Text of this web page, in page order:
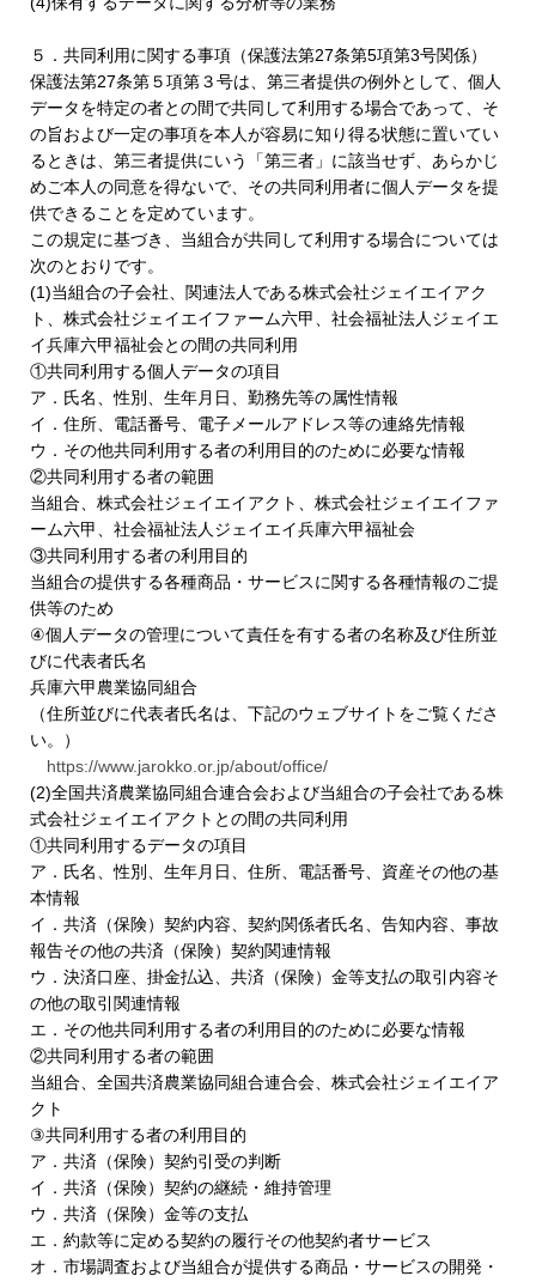
５．共同利用に関する事項（保護法第27条第5項第3号関係）
保護法第27条第５項第３号は、第三者提供の例外として、個人
データを特定の者との間で共同して利用する場合であって、そ
の旨および一定の事項を本人が容易に知り得る状態に置いてい
るときは、第三者提供にいう「第三者」に該当せず、あらかじ
めご本人の同意を得ないで、その共同利用者に個人データを提
供できることを定めています。
この規定に基づき、当組合が共同して利用する場合については
次のとおりです。
(1)当組合の子会社、関連法人である株式会社ジェイエイアク
ト、株式会社ジェイエイファーム六甲、社会福祉法人ジェイエ
イ兵庫六甲福祉会との間の共同利用
①共同利用する個人データの項目
ア．氏名、性別、生年月日、勤務先等の属性情報
イ．住所、電話番号、電子メールアドレス等の連絡先情報
ウ．その他共同利用する者の利用目的のために必要な情報
②共同利用する者の範囲
当組合、株式会社ジェイエイアクト、株式会社ジェイエイファ
ーム六甲、社会福祉法人ジェイエイ兵庫六甲福祉会
③共同利用する者の利用目的
当組合の提供する各種商品・サービスに関する各種情報のご提
供等のため
④個人データの管理について責任を有する者の名称及び住所並
びに代表者氏名
兵庫六甲農業協同組合
（住所並びに代表者氏名は、下記のウェブサイトをご覧くださ
い。）
https://www.jarokko.or.jp/about/office/
(2)全国共済農業協同組合連合会および当組合の子会社である株
式会社ジェイエイアクトとの間の共同利用
①共同利用するデータの項目
ア．氏名、性別、生年月日、住所、電話番号、資産その他の基
本情報
イ．共済（保険）契約内容、契約関係者氏名、告知内容、事故
報告その他の共済（保険）契約関連情報
ウ．決済口座、掛金払込、共済（保険）金等支払の取引内容そ
の他の取引関連情報
エ．その他共同利用する者の利用目的のために必要な情報
②共同利用する者の範囲
当組合、全国共済農業協同組合連合会、株式会社ジェイエイア
クト
③共同利用する者の利用目的
ア．共済（保険）契約引受の判断
イ．共済（保険）契約の継続・維持管理
ウ．共済（保険）金等の支払
エ．約款等に定める契約の履行その他契約者サービス
オ．市場調査および当組合が提供する商品・サービスの開発・